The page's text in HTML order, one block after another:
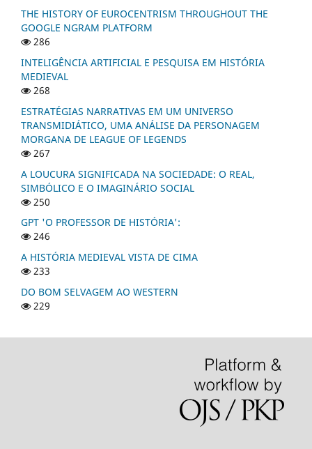
THE HISTORY OF EUROCENTRISM THROUGHOUT THE
GOOGLE NGRAM PLATFORM
286
INTELIGÊNCIA ARTIFICIAL E PESQUISA EM HISTÓRIA
MEDIEVAL
268
ESTRATÉGIAS NARRATIVAS EM UM UNIVERSO
TRANSMIDIÁTICO, UMA ANÁLISE DA PERSONAGEM
MORGANA DE LEAGUE OF LEGENDS
267
A LOUCURA SIGNIFICADA NA SOCIEDADE: O REAL,
SIMBÓLICO E O IMAGINÁRIO SOCIAL
250
GPT 'O PROFESSOR DE HISTÓRIA':
246
A HISTÓRIA MEDIEVAL VISTA DE CIMA
233
DO BOM SELVAGEM AO WESTERN
229